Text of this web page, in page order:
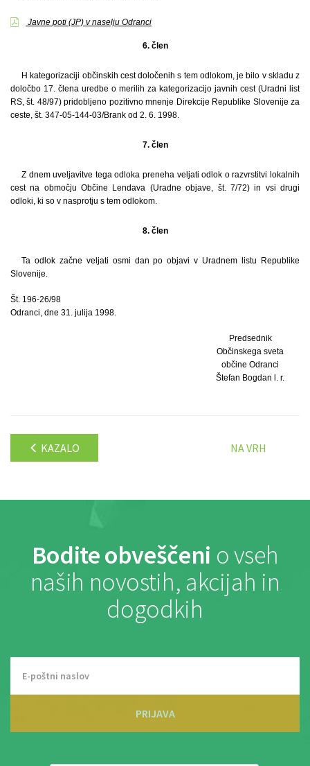
Javne poti (JP) v naselju Odranci
6. člen
H kategorizaciji občinskih cest določenih s tem odlokom, je bilo v skladu z
določbo 17. člena uredbe o merilih za kategorizacijo javnih cest (Uradni list
RS, št. 48/97) pridobljeno pozitivno mnenje Direkcije Republike Slovenije za
ceste, št. 347-05-144-03/Brank od 2. 6. 1998.
7. člen
Z dnem uveljavitve tega odloka preneha veljati odlok o razvrstitvi lokalnih
cest na območju Občine Lendava (Uradne objave, št. 7/72) in vsi drugi
odloki, ki so v nasprotju s tem odlokom.
8. člen
Ta odlok začne veljati osmi dan po objavi v Uradnem listu Republike
Slovenije.
Št. 196-26/98
Odranci, dne 31. julija 1998.
Predsednik
Občinskega sveta
občine Odranci
Štefan Bogdan l. r.
KAZALO NA VRH
Bodite obveščeni o vseh
naših novostih, akcijah in
dogodkih
PRIJAVA